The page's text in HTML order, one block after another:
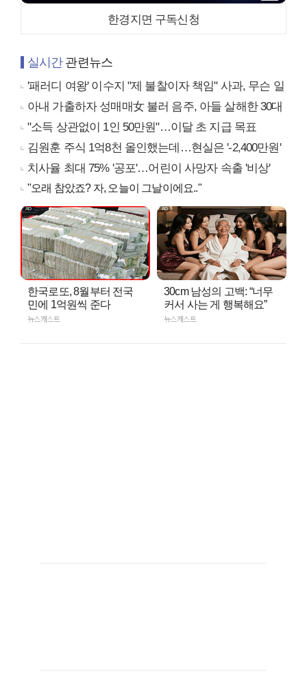
한경지면 구독신청
실시간관련뉴스
'패러디 여왕' 이수지 "제 불찰이자 책임" 사과, 무슨 일
아내 가출하자 성매매女 불러 음주, 아들 살해한 30대
"소득 상관없이 1인 50만원"…이달 초 지급 목표
김원훈 주식 1억8천 올인했는데…현실은 '-2,400만원'
치사율 최대 75% '공포'…어린이 사망자 속출 '비상'
"오래 참았죠? 자, 오늘이 그날이에요.."
한국로또, 8월부터 전국
민에 1억원씩 준다
뉴스캐스트
30cm 남성의 고백: “너무
커서 사는 게 행복해요”
뉴스캐스트